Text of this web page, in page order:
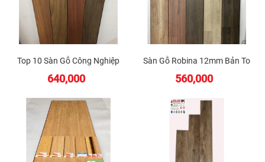
Top 10 Sàn Gỗ Công Nghiệp
640,000
Sàn Gỗ Robina 12mm Bản To
560,000